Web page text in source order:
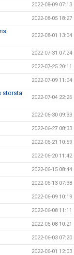
2022-08-09 07:13
2022-08-05 18:27
2022-08-01 13:04
2022-07-31 07:24
2022-07-25 20:11
2022-07-09 11:04
största
2022-07-04 22:26
2022-06-30 09:33
2022-06-27 08:33
2022-06-21 10:59
2022-06-20 11:42
2022-06-15 08:44
2022-06-13 07:38
2022-06-09 10:19
2022-06-08 11:11
2022-06-08 10:21
2022-06-03 07:20
2022-06-01 12:03